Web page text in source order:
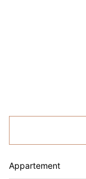
Appartement